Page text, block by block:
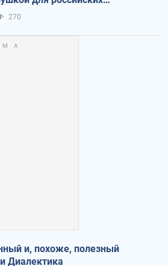
270
и, похоже, полезный
Диалектика